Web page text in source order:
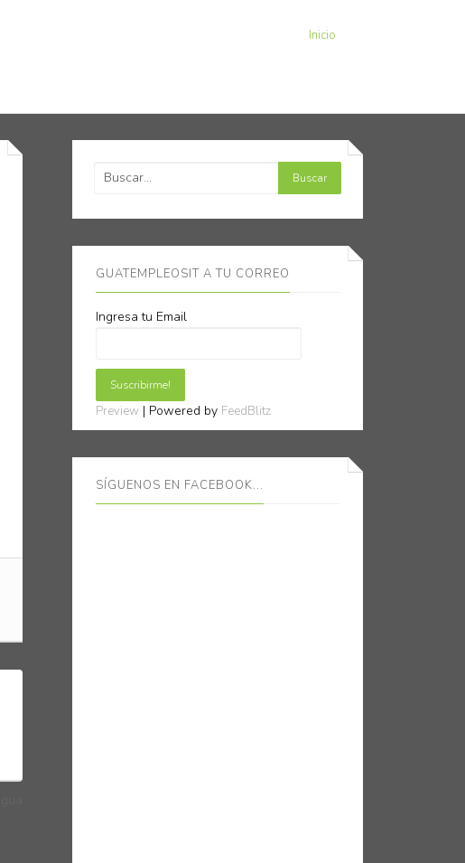
Inicio
GUATEMPLEOSIT A TU CORREO
Ingresa tu Email
Preview | Powered by FeedBlitz
SÍGUENOS EN FACEBOOK...